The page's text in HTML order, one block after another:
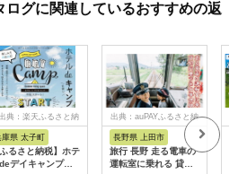
ログに関連しているおすすめの返
典：楽天ふるさと納
庫県 太子町
ふるさと納税】ホテ
デイキャンプ体
出典：auPAYふるさと納
長野県 上田市
旅行 長野 走る電車の
運転室に乗れる 貸切